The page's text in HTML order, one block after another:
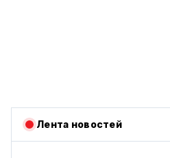
Лента новостей